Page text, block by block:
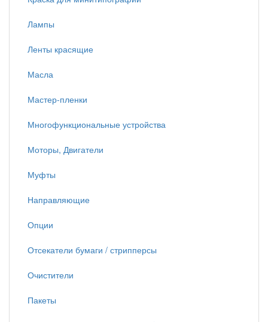
Лампы
Ленты красящие
Масла
Мастер-пленки
Многофункциональные устройства
Моторы, Двигатели
Муфты
Направляющие
Опции
Отсекатели бумаги / стрипперсы
Очистители
Пакеты